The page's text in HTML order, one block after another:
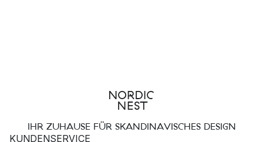
IHR ZUHAUSE FÜR SKANDINAVISCHES DESIGN
KUNDENSERVICE